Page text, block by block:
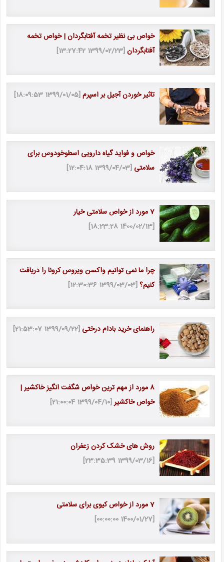
خواص بی نظیر تخمه آفتابگردان | خواص تخمه
آفتابگردان[1399/02/23 13:27:42]
تاثیر خوردن آجیل بر اسپرم[1399/01/05 18:09:53]
خواص و فواید گیاه دارویی اسطوخودوس برای
سلامتی [1399/04/03 12:04:18]
7 مورد از خواص سلامتی خیار
[1400/02/13 18:23:28]
چرا ما نمی توانیم واکسن ویروس کرونا را دریافت
کنیم؟[1399/03/03 12:30:36]
راهنمای خرید بادام درختی [1399/09/22 21:53:07]
8 مورد از مهم ترین خواص شگفت انگیز خاکشیر |
خواص خاکشیر[1399/04/10 21:00:04]
روش های خشک کردن زعفران
[1399/03/16 23:35:39]
7 مورد از خواص کیوی برای سلامتی
[1400/01/27 00:00:00]